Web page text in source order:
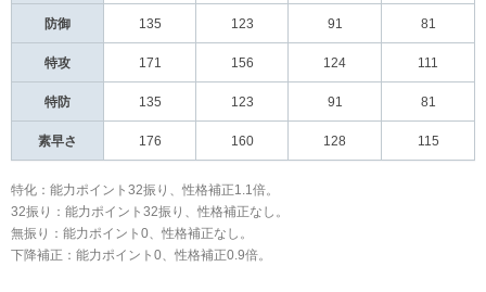
防御 135 123 91 81
特攻 171 156 124 111
特防 135 123 91 81
素早さ 176 160 128 115
特化：能力ポイント32振り、性格補正1.1倍。
32振り：能力ポイント32振り、性格補正なし。
無振り：能力ポイント0、性格補正なし。
下降補正：能力ポイント0、性格補正0.9倍。